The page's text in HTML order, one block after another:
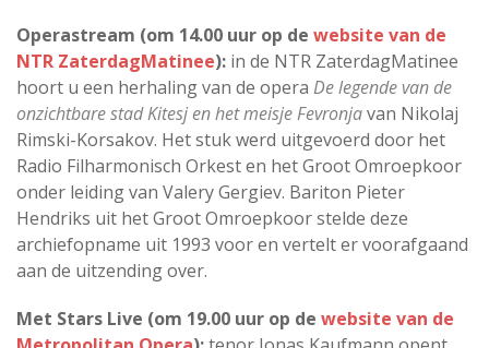
Operastream (om 14.00 uur op de website van de
NTR ZaterdagMatinee): in de NTR ZaterdagMatinee
hoort u een herhaling van de opera De legende van de
onzichtbare stad Kitesj en het meisje Fevronjavan Nikolaj
Rimski-Korsakov. Het stuk werd uitgevoerd door het
Radio Filharmonisch Orkest en het Groot Omroepkoor
onder leiding van Valery Gergiev. Bariton Pieter
Hendriks uit het Groot Omroepkoor stelde deze
archiefopname uit 1993 voor en vertelt er voorafgaand
aan de uitzending over.
Met Stars Live (om 19.00 uur op de website van de